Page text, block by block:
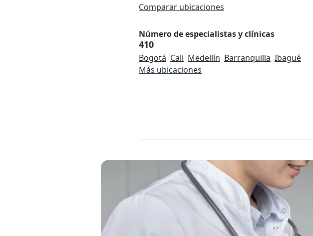
Comparar ubicaciones
Número de especialistas y clínicas
410
Bogotá Cali Medellín Barranquilla Ibagué
Más ubicaciones